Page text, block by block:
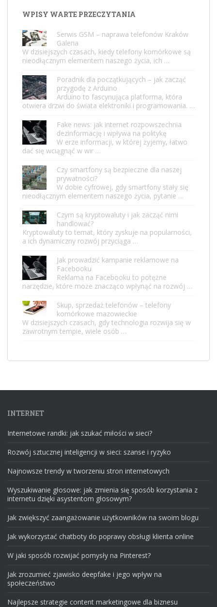
WPISY WARTE PRZECZYTANIA
Serwis GSM – naprawa telefonów Kraków
Galeria
W dzisiejszych czasach, kiedy telefony komórkowe są
nieodłącznym elementem naszego życia, ich …
Poradnik dla początkujących – jak zacząć
przygodę z Arduino
Arduino to fascynująca platforma, która
otwiera drzwi do świata elektroniki i programowania. …
Fake news: jak internet rozpowszechnia
dezinformację i wpływa na politykę
W erze informacji, w której żyjemy, łatwo
dać się wciągnąć w wir …
Czy smartfony są bezpieczne dla naszej
prywatności?
W dobie cyfrowej, gdy smartfony stały się
nieodłącznym elementem naszego życia, pytanie …
Czym są kryptowaluty i jak zacząć nimi
handlować?
Kryptowaluty to temat, który zyskuje na popularności,
a ich dynamiczny rozwój przyciąga …
Jak prowadzić kampanie reklamowe na
Facebooku
Reklama na Facebooku to potężne
narzędzie, które może znacząco wpłynąć na rozwój …
Skup, sprzedaż telefonów – telefony
komórkowe mazowieckie
W dzisiejszych czasach, gdy technologia rozwija się w
zawrotnym tempie, wiele osób …
INTERNET
Internetowe randki: jak szukać miłości w sieci?
Rozwój sztucznej inteligencji w sieci: szanse i ryzyko
Najnowsze trendy w tworzeniu stron internetowych
Wyszukiwanie głosowe: jak zmienia się sposób korzystania z
internetu dzięki asystentom głosowym?
Jak zwiększyć zaangażowanie użytkowników na swoim blogu
Jak wykorzystać chatboty do poprawy obsługi klienta online
W jaki sposób rozwijać pomysły na Pinterest?
Jak zrozumieć zjawisko deepfake i jego wpływ na
społeczeństwo
Najlepsze strategie content marketingowe dla biznesu